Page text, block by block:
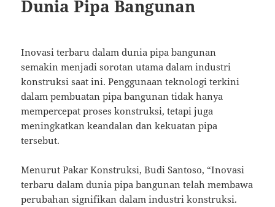
Dunia Pipa Bangunan
Inovasi terbaru dalam dunia pipa bangunan
semakin menjadi sorotan utama dalam industri
konstruksi saat ini. Penggunaan teknologi terkini
dalam pembuatan pipa bangunan tidak hanya
mempercepat proses konstruksi, tetapi juga
meningkatkan keandalan dan kekuatan pipa
tersebut.
Menurut Pakar Konstruksi, Budi Santoso, “Inovasi
terbaru dalam dunia pipa bangunan telah membawa
perubahan signifikan dalam industri konstruksi.